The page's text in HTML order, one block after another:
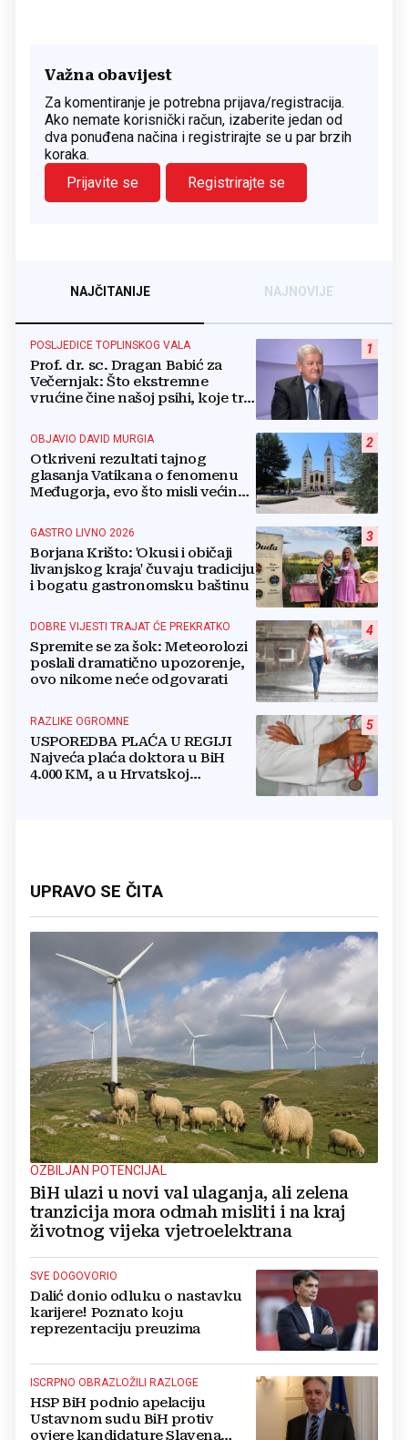
Važna obavijest
Za komentiranje je potrebna prijava/registracija.
Ako nemate korisnički račun, izaberite jedan od
dva ponuđena načina i registrirajte se u par brzih
koraka.
Prijavite se
Registrirajte se
NAJČITANIJE NAJNOVIJE
1
POSLJEDICE TOPLINSKOG VALA
Prof. dr. sc. Dragan Babić za
Večernjak: Što ekstremne
vrućine čine našoj psihi, koje tri
boriti...
2
OBJAVIO DAVID MURGIA
Otkriveni rezultati tajnog
glasanja Vatikana o fenomenu
Međugorja, evo što misli većina
3
GASTRO LIVNO 2026
Borjana Krišto: 'Okusi i običaji
livanjskog kraja' čuvaju tradiciju
i bogatu gastronomsku baštinu
4
DOBRE VIJESTI TRAJAT ĆE PREKRATKO
Spremite se za šok: Meteorolozi
poslali dramatično upozorenje,
ovo nikome neće odgovarati
5
RAZLIKE OGROMNE
USPOREDBA PLAĆA U REGIJI
Najveća plaća doktora u BiH
4.000 KM, a u Hrvatskoj
UPRAVO SE ČITA
OZBILJAN POTENCIJAL
BiH ulazi u novi val ulaganja, ali zelena
tranzicija mora odmah misliti i na kraj
životnog vijeka vjetroelektrana
SVE DOGOVORIO
Dalić donio odluku o nastavku
karijere! Poznato koju
reprezentaciju preuzima
ISCRPNO OBRAZLOŽILI RAZLOGE
HSP BiH podnio apelaciju
Ustavnom sudu BiH protiv
ovjere kandidature Slavena